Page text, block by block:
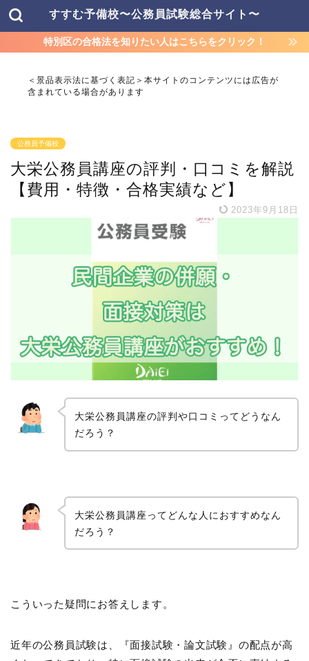
すすむ予備校〜公務員試験総合サイト〜
特別区の合格法を知りたい人はこちらをクリック！
＜景品表示法に基づく表記＞本サイトのコンテンツには広告が
含まれている場合があります
公務員予備校
大栄公務員講座の評判・口コミを解説
【費用・特徴・合格実績など】
2023年9月18日
大栄公務員講座の評判や口コミってどうなん
だろう？
大栄公務員講座ってどんな人におすすめなん
だろう？
こういった疑問にお答えします。
近年の公務員試験は、『面接試験・論文試験』の配点が高